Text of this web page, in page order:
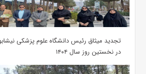
تجدید میثاق رئیس دانشگاه علوم پزشکی
در نخستین روز سال ۱۴۰۴